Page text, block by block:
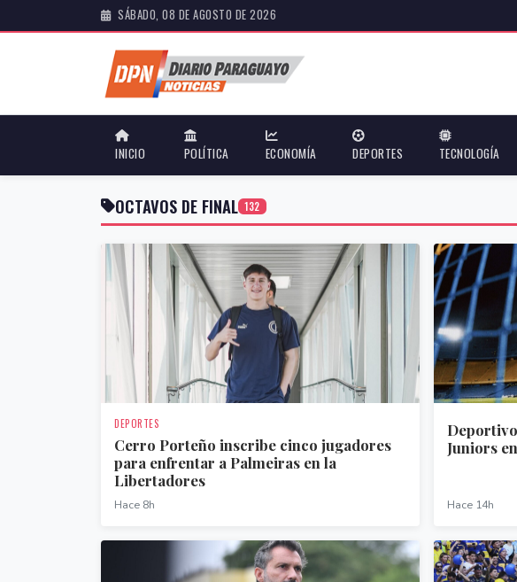
SÁBADO, 08 DE AGOSTO DE 2026
INICIO POLÍTICA ECONOMÍA DEPORTES TECNOLOGÍA
OCTAVOS DE FINAL 132
DEPORTES
Cerro Porteño inscribe cinco jugadores
para enfrentar a Palmeiras en la
Libertadores
Hace 8h
Juniors
Hace 14h